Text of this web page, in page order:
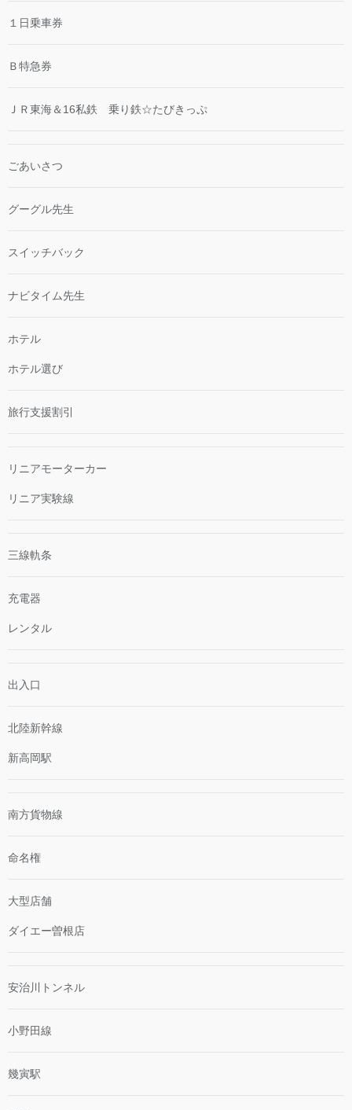
１日乗車券
Ｂ特急券
ＪＲ東海＆16私鉄 乗り鉄☆たびきっぷ
ごあいさつ
グーグル先生
スイッチバック
ナビタイム先生
ホテル
ホテル選び
旅行支援割引
リニアモーターカー
リニア実験線
三線軌条
充電器
レンタル
出入口
北陸新幹線
新高岡駅
南方貨物線
命名権
大型店舗
ダイエー曽根店
安治川トンネル
小野田線
幾寅駅